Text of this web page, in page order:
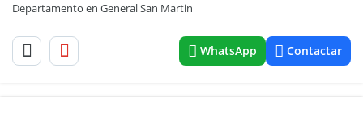
Departamento en General San Martin
WhatsApp Contactar